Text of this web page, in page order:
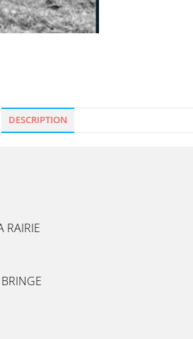
DESCRIPTION
RAIRIE